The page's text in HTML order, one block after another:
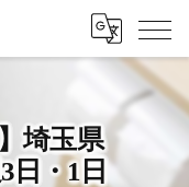
埼玉県
日・1日